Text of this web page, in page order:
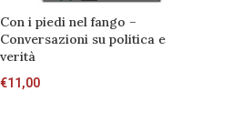
Con i piedi nel fango –
Conversazioni su politica e
verità
€11,00